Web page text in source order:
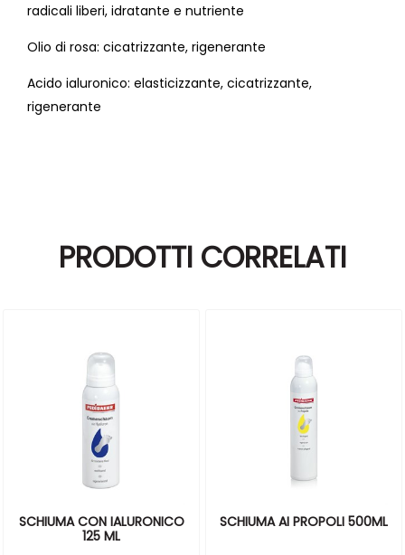
radicali liberi, idratante e nutriente
Olio di rosa: cicatrizzante, rigenerante
Acido ialuronico: elasticizzante, cicatrizzante,
rigenerante
PRODOTTI CORRELATI
SCHIUMA CON IALURONICO
125 ML
SCHIUMA AI PROPOLI 500ML